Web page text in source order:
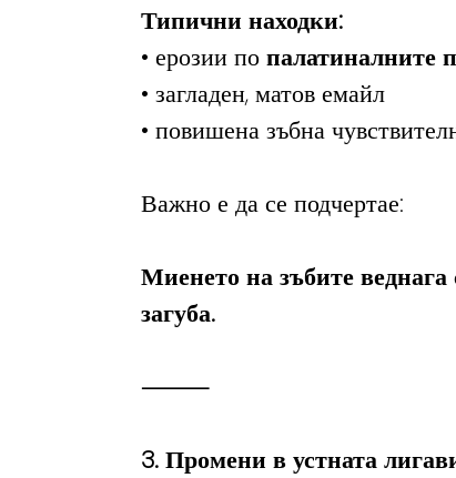
Типични находки:
• ерозии по палатиналните
• загладен, матов емайл
• повишена зъбна
Важно е да се подчертае:
Миенето на зъбите
загуба.
⸻
3. Промени в устната